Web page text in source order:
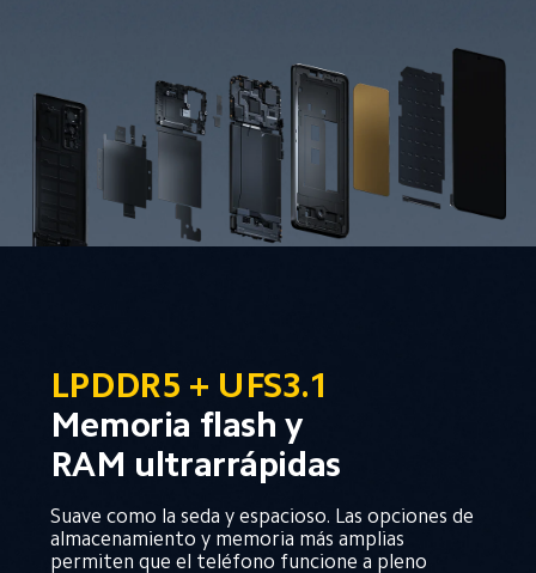
LPDDR5 + UFS3.1
Memoria flash y
RAM ultrarrápidas
Suave como la seda y espacioso. Las opciones de
almacenamiento y memoria más amplias
permiten que el teléfono funcione a pleno